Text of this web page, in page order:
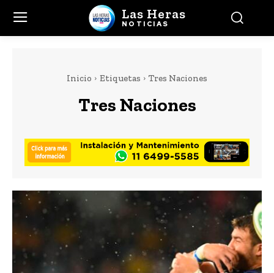
Las Heras
NOTICIAS
Inicio Etiquetas Tres Naciones
Tres Naciones